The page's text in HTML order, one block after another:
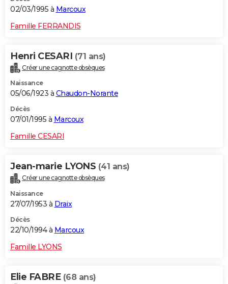
02/03/1995 à Marcoux
Famille FERRANDIS
Henri CESARI (71 ans)
Créer une cagnotte obsèques
Naissance
05/06/1923 à Chaudon-Norante
Décès
07/01/1995 à Marcoux
Famille CESARI
Jean-marie LYONS (41 ans)
Créer une cagnotte obsèques
Naissance
27/07/1953 à Draix
Décès
22/10/1994 à Marcoux
Famille LYONS
Elie FABRE (68 ans)